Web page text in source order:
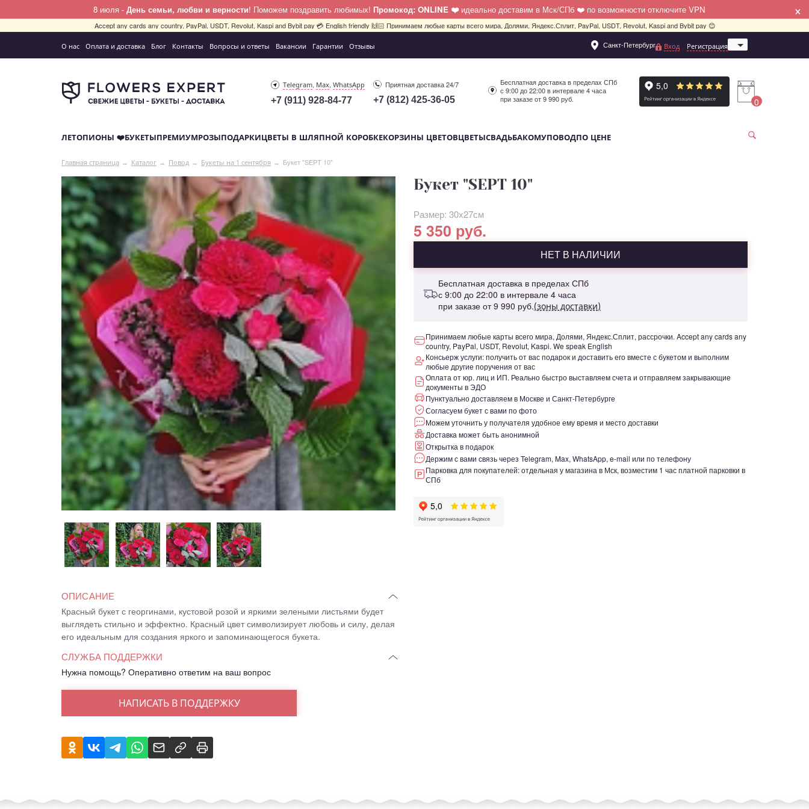
8 июля - День семьи, любви и верности! Поможем поздравить любимых! Промокод: ONLINE ❤️ идеально доставим в Мск/СПб ❤️ по возможности отключите VPN ×
Accept any cards any country, PayPal, USDT, Revolut, Kaspi and Bybit pay 💳 English friendly 🙌🏻 Принимаем любые карты всего мира, Долями, Яндекс.Сплит, PayPal, USDT, Revolut, Kaspi and Bybit pay 😊
О нас Оплата и доставка Блог Контакты Вопросы и ответы Вакансии Гарантии Отзывы Санкт-Петербург
Москва
Вход Регистрация
Telegram, Max,WhatsApp
+7 (911) 928-84-77
Приятная доставка 24/7
+7 (812) 425-36-05
Бесплатная доставка в пределах СПб
с 9:00 до 22:00 в интервале 4 часа
при заказе от 9 990 руб.
0
ЛЕТОПИОНЫ ❤️БУКЕТЫПРЕМИУМРОЗЫПОДАРКИЦВЕТЫ В ШЛЯПНОЙ КОРОБКЕКОРЗИНЫ ЦВЕТОВЦВЕТЫСВАДЬБАКОМУПОВОДПО ЦЕНЕ
Главная страница Каталог Повод Букеты на 1 сентября Букет "SEPT 10"
Букет "SEPT 10"
Размер: 30х27см
5 350 руб.
НЕТ В НАЛИЧИИ
Бесплатная доставка в пределах СПб
с 9:00 до 22:00 в интервале 4 часа
при заказе от9 990 руб.(зоны доставки)
Принимаем любые карты всего мира, Долями, Яндекс.Сплит, рассрочки. Accept any cards any
country, PayPal, USDT, Revolut, Kaspi. We speak English
Консьерж услуги: получить от вас подарок и доставить его вместе с букетом и выполним
любые другие поручения от вас
Оплата от юр. лиц и ИП. Реально быстро выставляем счета и отправляем закрывающие
документы в ЭДО
Пунктуально доставляем в Москве и Санкт-Петербурге
Согласуем букет с вами по фото
Можем уточнить у получателя удобное ему время и место доставки
Доставка может быть анонимной
Открытка в подарок
Держим с вами связь через Telegram, Max, WhatsApp, e-mail или по телефону
Парковка для покупателей: отдельная у магазина в Мск, возместим 1 час платной парковки в
СПб
ОПИСАНИЕ
Красный букет с георгинами, кустовой розой и яркими зелеными листьями будет
выглядеть стильно и эффектно. Красный цвет символизирует любовь и силу, делая
его идеальным для создания яркого и запоминающегося букета.
СЛУЖБА ПОДДЕРЖКИ
Нужна помощь? Оперативно ответим на ваш вопрос
НАПИСАТЬ В ПОДДЕРЖКУ